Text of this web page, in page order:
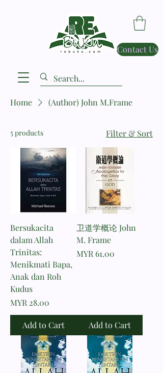
Contact Us
Home (Author) John M.Frame
5 products Filter & Sort
Bersukacita
dalam Allah
Trinitas:
Menikmati Bapa,
Anak dan Roh
Kudus
Price
MYR 28.00
Add to Cart
卫道学概论 John
M. Frame
Price
MYR 61.00
Add to Cart